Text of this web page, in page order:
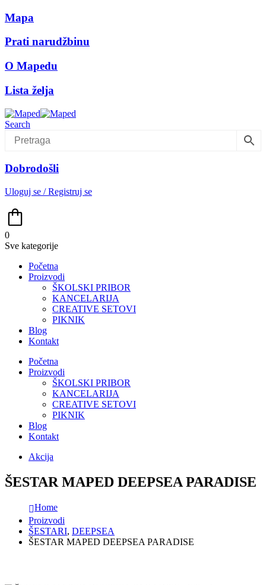
Mapa
Prati narudžbinu
O Mapedu
Lista želja
Search
Dobrodošli
Uloguj se / Registruj se
0
Sve kategorije
Početna
Proizvodi
ŠKOLSKI PRIBOR
KANCELARIJA
CREATIVE SETOVI
PIKNIK
Blog
Kontakt
Početna
Proizvodi
ŠKOLSKI PRIBOR
KANCELARIJA
CREATIVE SETOVI
PIKNIK
Blog
Kontakt
Akcija
ŠESTAR MAPED DEEPSEA PARADISE
Home
Proizvodi
ŠESTARI, DEEPSEA
ŠESTAR MAPED DEEPSEA PARADISE